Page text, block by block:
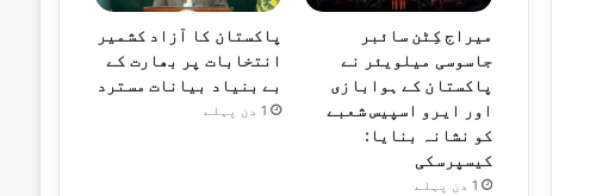
میراج کِٹن سائبر
جاسوسی میلویئر نے
پاکستان کے ہوابازی
اور ایرو اسپیس شعبے
کو نشانہ بنایا:
کیسپرسکی
1 دن پہلے
پاکستان کا آزاد کشمیر
انتخابات پر بھارت کے
بے بنیاد بیانات مسترد
1 دن پہلے